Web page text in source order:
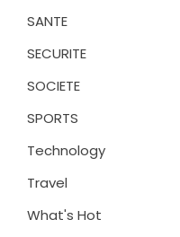
SANTE
SECURITE
SOCIETE
SPORTS
Technology
Travel
What's Hot